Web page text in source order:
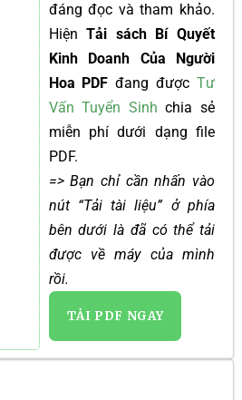
đáng đọc và tham khảo.
HiệnTải sách Bí Quyết
Kinh Doanh Của Người
Hoa PDFđang được Tư
Vấn Tuyển Sinh chia sẻ
miễn phí dưới dạng file
PDF.
=> Bạn chỉ cần nhấn vào
nút “Tải tài liệu” ở phía
bên dưới là đã có thể tải
được về máy của mình
rồi.
TẢI PDF NGAY